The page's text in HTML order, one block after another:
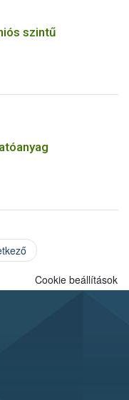
szintű
Cookie beállítások